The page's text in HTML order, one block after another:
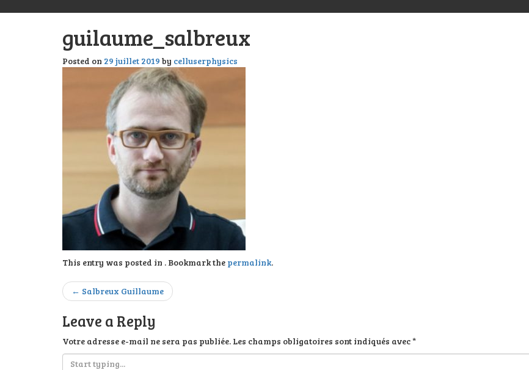
guilaume_salbreux
Posted on 29 juillet 2019 by celluserphysics
This entry was posted in . Bookmark the permalink.
Post
navigation
← Salbreux Guillaume
Leave a Reply
Votre adresse e-mail ne sera pas publiée. Les champs obligatoires sont indiqués avec*